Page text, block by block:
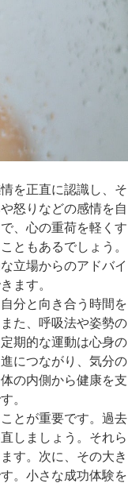
を正直に認識し、そ
怒りなどの感情を自
、心の重荷を軽くす
ともあるでしょう。
立場からのアドバイ
ます。
分と向き合う時間を
た、呼吸法や姿勢の
期的な運動は心身の
につながり、気分の
の内側から健康を支
。
とが重要です。過去
しましょう。それら
す。次に、その大き
。小さな成功体験を